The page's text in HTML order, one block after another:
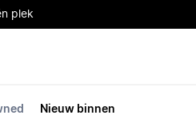
plek
Nieuw binnen